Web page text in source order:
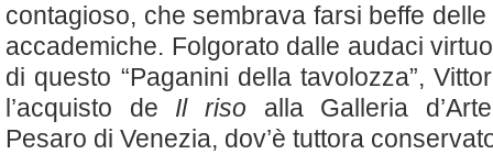
contagioso, che sembrava farsi beffe
accademiche. Folgorato dalle audaci
di questo “Paganini della tavolozza”,
l’acquisto de Il riso alla Galleria
Pesaro di Venezia, dov’è tuttora